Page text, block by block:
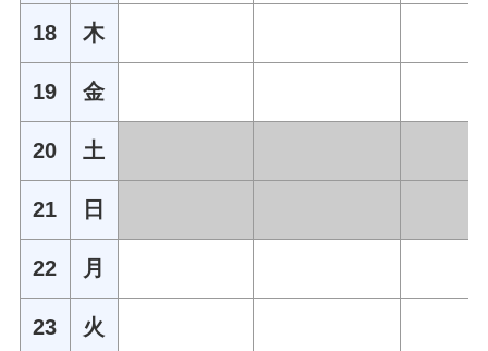
18 木
19 金
20 土
21 日
22 月
23 火